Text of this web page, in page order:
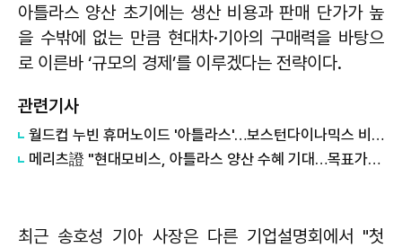
아틀라스 양산 초기에는 생산 비용과 판매 단가가 높
을 수밖에 없는 만큼 현대차·기아의 구매력을 바탕으
로 이른바 ‘규모의 경제’를 이루겠다는 전략이다.
관련기사
월드컵 누빈 휴머노이드 '아틀라스'…보스턴다이나믹스 비하인드 공개
메리츠證 "현대모비스, 아틀라스 양산 수혜 기대…목표가↑"
최근 송호성 기아 사장은 다른 기업설명회에서 "첫